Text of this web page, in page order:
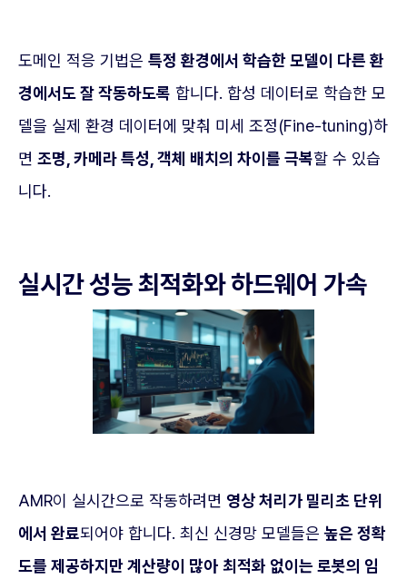
도메인 적응 기법은 특정 환경에서 학습한 모델이 다른 환
경에서도 잘 작동하도록 합니다. 합성 데이터로 학습한 모
델을 실제 환경 데이터에 맞춰 미세 조정(Fine-tuning)하
면 조명, 카메라 특성, 객체 배치의 차이를 극복할 수 있습
니다.
실시간 성능 최적화와 하드웨어 가속
AMR이 실시간으로 작동하려면 영상 처리가 밀리초 단위
에서 완료되어야 합니다. 최신 신경망 모델들은높은 정확
도를 제공하지만 계산량이 많아 최적화 없이는 로봇의 임